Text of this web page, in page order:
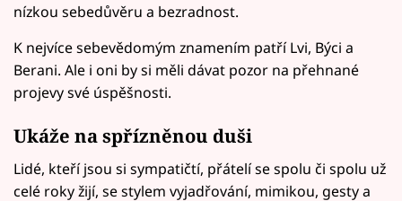
nízkou sebedůvěru a bezradnost.
K nejvíce sebevědomým znamením patří Lvi, Býci a
Berani. Ale i oni by si měli dávat pozor na přehnané
projevy své úspěšnosti.
Ukáže na spřízněnou duši
Lidé, kteří jsou si sympatičtí, přátelí se spolu či spolu už
celé roky žijí, se stylem vyjadřování, mimikou, gesty a